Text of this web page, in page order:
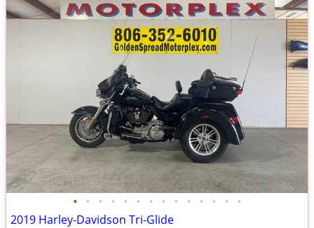
• • • • • • • • • • • • • •
2019 Harley-Davidson Tri-Glide